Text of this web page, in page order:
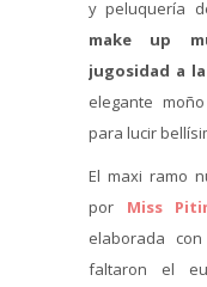
y peluquería
make up
jugosidad a
elegante
para lucir
El maxi ramo
por Miss
elaborada
faltaron el